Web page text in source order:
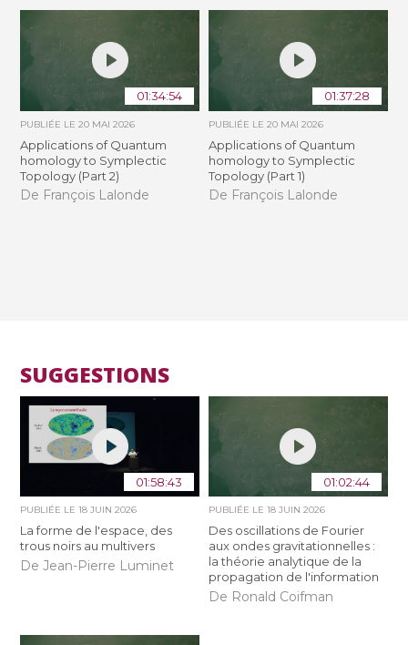
01:34:54
PUBLIÉE LE20 MAI 2026
Applications of Quantum
homology to Symplectic
Topology (Part 2)
De François Lalonde
01:37:28
PUBLIÉE LE 20 MAI 2026
Applications of Quantum
homology to Symplectic
Topology (Part 1)
De François Lalonde
SUGGESTIONS
01:58:43
PUBLIÉE LE18 JUIN 2026
La forme de l'espace, des
trous noirs au multivers
De Jean-Pierre Luminet
01:02:44
PUBLIÉE LE 18 JUIN 2026
Des oscillations de Fourier
aux ondes gravitationnelles :
la théorie analytique de la
propagation de l'information
De Ronald Coifman